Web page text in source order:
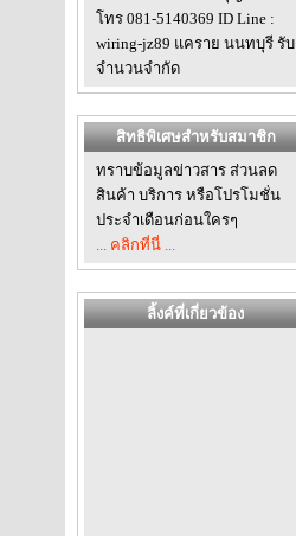
โทร 081-5140369 ID Line :
wiring-jz89 แคราย นนทบุรี รับ
จำนวนจำกัด
สิทธิพิเศษสำหรับสมาชิก
ทราบข้อมูลข่าวสาร ส่วนลด
สินค้า บริการ หรือโปรโมชั่น
ประจำเดือนก่อนใครๆ
... คลิกที่นี่ ...
ลิ้งค์ที่เกี่ยวข้อง